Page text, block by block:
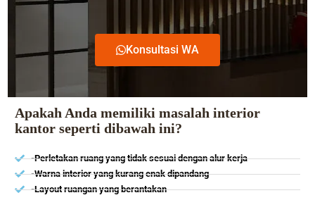
Konsultasi WA
Apakah Anda memiliki masalah interior
kantor seperti dibawah ini?
-Perletakan ruang yang tidak sesuai dengan alur kerja
-Warna interior yang kurang enak dipandang
-Layout ruangan yang berantakan